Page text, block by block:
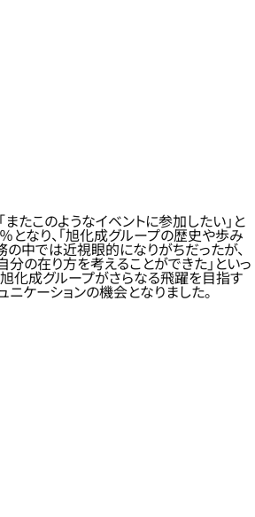
またこのようなイベントに参加したい」と
なり、「旭化成グループの歴史や歩み
の中では近視眼的になりがちだったが、
の在り方を考えることができた」といっ
化成グループがさらなる飛躍を目指す
ニケーションの機会となりました。